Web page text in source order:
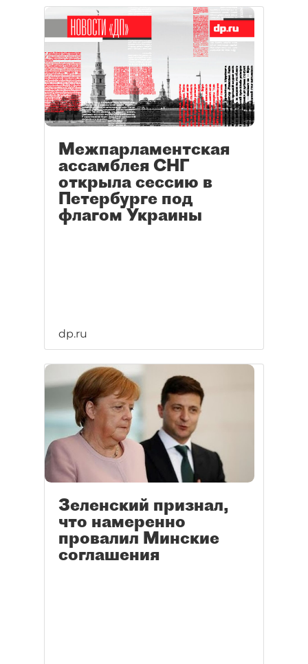
Межпарламентская
ассамблея СНГ
открыла сессию в
Петербурге под
флагом Украины
dp.ru
Зеленский признал,
что намеренно
провалил Минские
соглашения